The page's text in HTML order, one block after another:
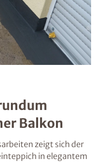
Balkon
zeigt sich der
in elegantem